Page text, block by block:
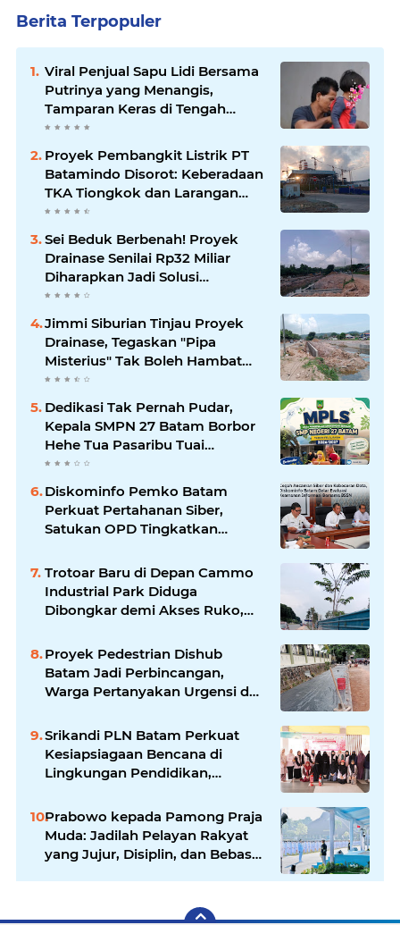
Berita Terpopuler
Viral Penjual Sapu Lidi Bersama
Putrinya yang Menangis,
Tamparan Keras di Tengah
Maraknya Korupsi
Proyek Pembangkit Listrik PT
Batamindo Disorot: Keberadaan
TKA Tiongkok dan Larangan
Liputan Wartawan Jadi
Perhatian
Sei Beduk Berbenah! Proyek
Drainase Senilai Rp32 Miliar
Diharapkan Jadi Solusi
Permanen Atasi Banjir
Jimmi Siburian Tinjau Proyek
Drainase, Tegaskan "Pipa
Misterius" Tak Boleh Hambat
Pembangunan di Sei Beduk
Dedikasi Tak Pernah Pudar,
Kepala SMPN 27 Batam Borbor
Hehe Tua Pasaribu Tuai
Apresiasi Orang Tua Murid
Diskominfo Pemko Batam
Perkuat Pertahanan Siber,
Satukan OPD Tingkatkan
Pemerintah
Trotoar Baru di Depan Cammo
Industrial Park Diduga
Dibongkar demi Akses Ruko,
Proyek Pedestrian Dishub
Batam Jadi Perbincangan,
Warga Pertanyakan Urgensi dan
Srikandi PLN Batam Perkuat
Kesiapsiagaan Bencana di
Lingkungan Pendidikan,
Prabowo kepada Pamong Praja
Muda: Jadilah Pelayan Rakyat
yang Jujur, Disiplin, dan Bebas